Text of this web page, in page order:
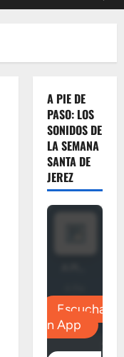
A PIE DE
PASO: LOS
SONIDOS DE
LA SEMANA
SANTA DE
JEREZ